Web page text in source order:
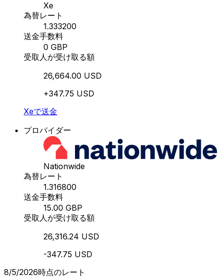
Xe
為替レート
1.333200
送金手数料
0 GBP
受取人が受け取る額
26,664.00 USD
+347.75 USD
Xeで送金
プロバイダー
Nationwide
為替レート
1.316800
送金手数料
15.00 GBP
受取人が受け取る額
26,316.24 USD
-347.75 USD
8/5/2026時点のレート